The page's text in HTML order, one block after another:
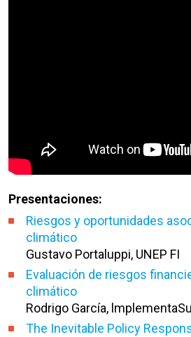
Presentaciones:
Riesgos y oportunidades
climático
Gustavo Portaluppi, UNEP FI
Evaluación de riesgos
climático
Rodrigo García,
The Inevitable Policy